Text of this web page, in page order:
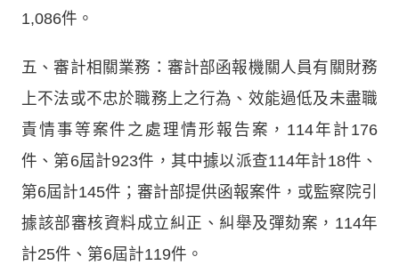
1,086件。
五、審計相關業務：審計部函報機關人員有關財務
上不法或不忠於職務上之行為、效能過低及未盡職
責情事等案件之處理情形報告案，114年計176
件、第6屆計923件，其中據以派查114年計18件、
第6屆計145件；審計部提供函報案件，或監察院引
據該部審核資料成立糾正、糾舉及彈劾案，114年
計25件、第6屆計119件。